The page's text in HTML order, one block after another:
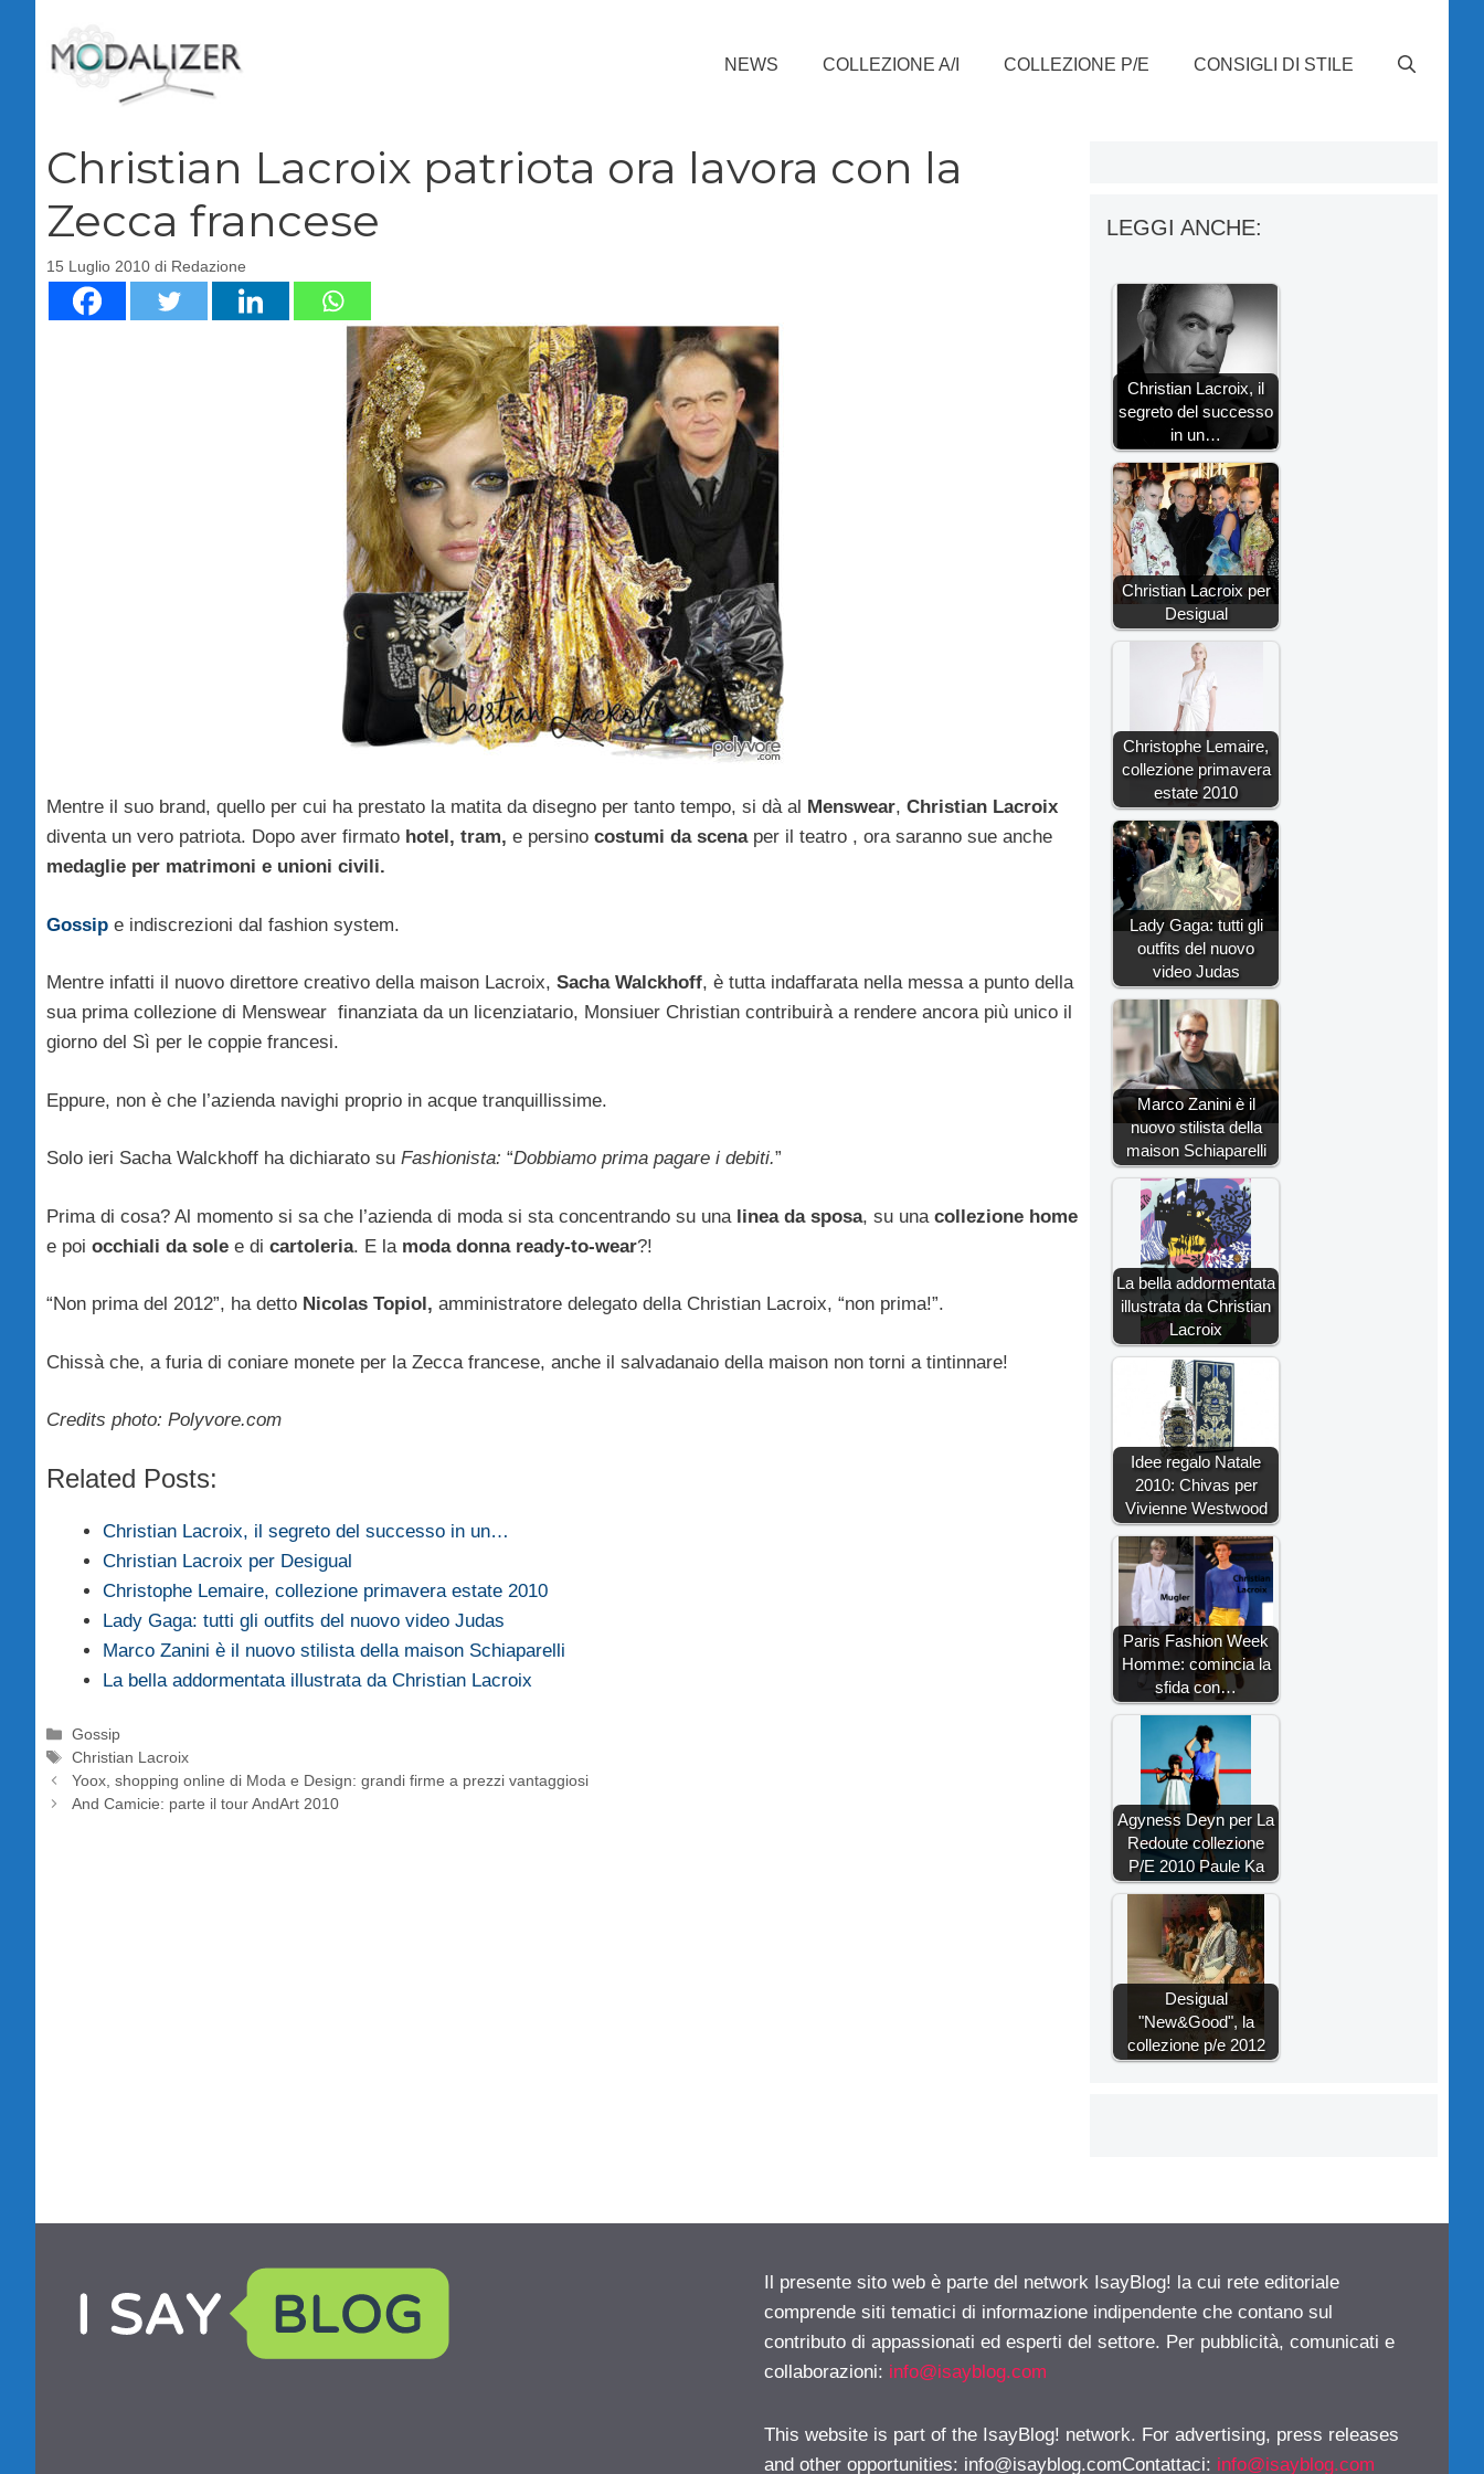
contenuto
NEWS COLLEZIONE A/I COLLEZIONE P/E CONSIGLI DI STILE
Christian Lacroix patriota ora lavora con la
Zecca francese
15 Luglio 2010 di Redazione
Mentre il suo brand, quello per cui ha prestato la matita da disegno per tanto tempo, si dà al Menswear, Christian Lacroix
diventa un vero patriota. Dopo aver firmato hotel, tram, e persino costumi da scena per il teatro , ora saranno sue anche
medaglie per matrimoni e unioni civili.
Gossip e indiscrezioni dal fashion system.
Mentre infatti il nuovo direttore creativo della maison Lacroix, Sacha Walckhoff, è tutta indaffarata nella messa a punto della
sua prima collezione di Menswear finanziata da un licenziatario, Monsiuer Christian contribuirà a rendere ancora più unico il
giorno del Sì per le coppie francesi.
Eppure, non è che l’azienda navighi proprio in acque tranquillissime.
Solo ieri Sacha Walckhoff ha dichiarato su Fashionista: “Dobbiamo prima pagare i debiti.”
Prima di cosa? Al momento si sa che l’azienda di moda si sta concentrando su una linea da sposa, su una collezione home
e poi occhiali da sole e di cartoleria. E la moda donna ready-to-wear?!
“Non prima del 2012”, ha detto Nicolas Topiol, amministratore delegato della Christian Lacroix, “non prima!”.
Chissà che, a furia di coniare monete per la Zecca francese, anche il salvadanaio della maison non torni a tintinnare!
Credits photo: Polyvore.com
Related Posts:
Christian Lacroix, il segreto del successo in un…
Christian Lacroix per Desigual
Christophe Lemaire, collezione primavera estate 2010
Lady Gaga: tutti gli outfits del nuovo video Judas
Marco Zanini è il nuovo stilista della maison Schiaparelli
La bella addormentata illustrata da Christian Lacroix
Categorie
Gossip
Tag
Christian Lacroix
Yoox, shopping online di Moda e Design: grandi firme a prezzi vantaggiosi
And Camicie: parte il tour AndArt 2010
LEGGI ANCHE:
Christian Lacroix, il
segreto del successo
in un…
Christian Lacroix per
Desigual
Christophe Lemaire,
collezione primavera
estate 2010
Lady Gaga: tutti gli
outfits del nuovo
video Judas
Marco Zanini è il
nuovo stilista della
maison Schiaparelli
La bella addormentata
illustrata da Christian
Lacroix
Idee regalo Natale
2010: Chivas per
Vivienne Westwood
Paris Fashion Week
Homme: comincia la
sfida con…
Agyness Deyn per La
Redoute collezione
P/E 2010 Paule Ka
Desigual
"New&Good", la
collezione p/e 2012
Il presente sito web è parte del network IsayBlog! la cui rete editoriale
comprende siti tematici di informazione indipendente che contano sul
contributo di appassionati ed esperti del settore. Per pubblicità, comunicati e
collaborazioni: info@isayblog.com
This website is part of the IsayBlog! network. For advertising, press releases
and other opportunities: info@isayblog.comContattaci: info@isayblog.com